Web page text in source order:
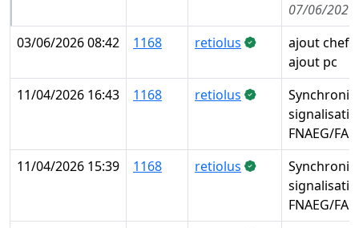
07/06/2026)
03/06/2026 08:42
1168 retiolus
ajout chef +
ajout pc
11/04/2026 16:43
1168 retiolus
FNAEG/
11/04/2026 15:39
1168 retiolus
FNAEG/